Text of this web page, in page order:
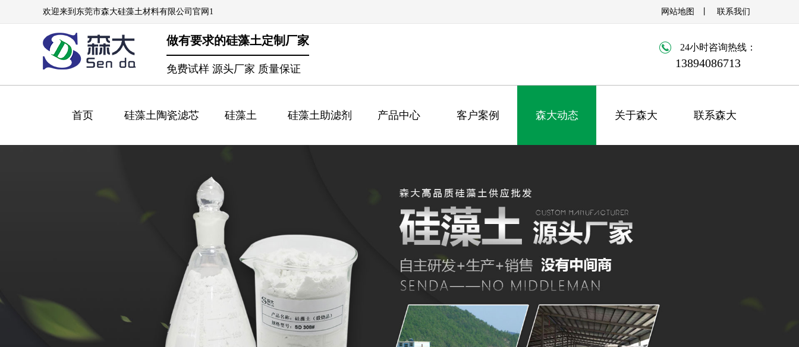
欢迎来到东莞市森大硅藻土材料有限公司官网1 网站地图 联系我们
做有要求的硅藻土定制厂家
免费试样 源头厂家 质量保证
24小时咨询热线：
13894086713
首页 硅藻土陶瓷滤芯 硅藻土 硅藻土助滤剂 产品中心 客户案例 森大动态 关于森大 联系森大